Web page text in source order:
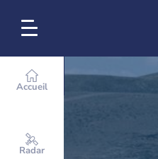
Accueil
Radar